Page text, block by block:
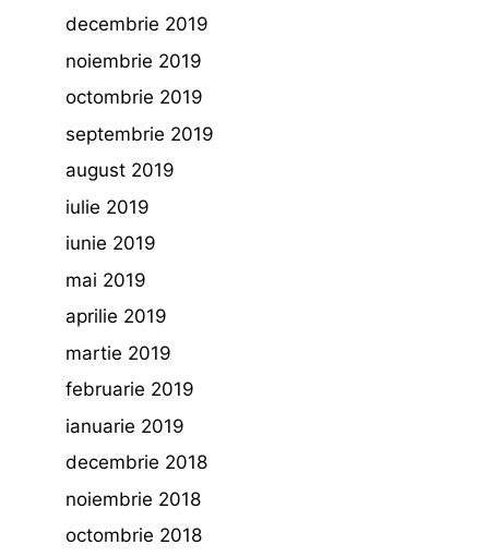
decembrie 2019
noiembrie 2019
octombrie 2019
septembrie 2019
august 2019
iulie 2019
iunie 2019
mai 2019
aprilie 2019
martie 2019
februarie 2019
ianuarie 2019
decembrie 2018
noiembrie 2018
octombrie 2018